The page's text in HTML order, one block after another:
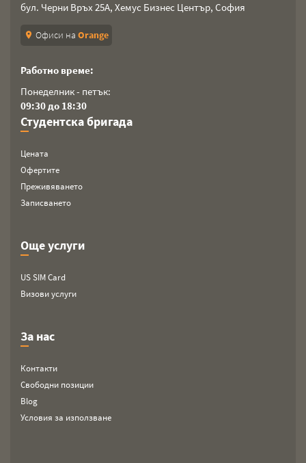
бул. Черни Връх 25А, Хемус Бизнес Център, София
location_on Офиси на Orange
Работно време:
Понеделник - петък:
09:30 до 18:30
Студентска бригада
Цената
Офертите
Преживяването
Записването
Още услуги
US SIM Card
Визови услуги
За нас
Контакти
Свободни позиции
Blog
Условия за използване